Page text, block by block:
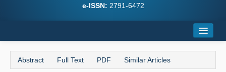
e-ISSN: 2791-6472
About
Abstract Full Text PDF Similar Articles